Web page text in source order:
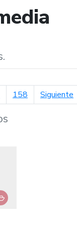
de búsqueda
158 Siguiente